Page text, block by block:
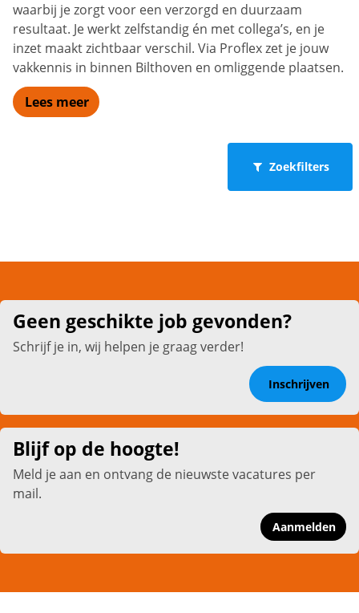
waarbij je zorgt voor een verzorgd en duurzaam
resultaat. Je werkt zelfstandig én met collega’s, en je
inzet maakt zichtbaar verschil. Via Proflex zet je jouw
vakkennis in binnen Bilthoven en omliggende plaatsen.
Lees meer
Zoekfilters
Geen geschikte job gevonden?
Schrijf je in, wij helpen je graag verder!
Inschrijven
Blijf op de hoogte!
Meld je aan en ontvang de nieuwste vacatures per
mail.
Aanmelden